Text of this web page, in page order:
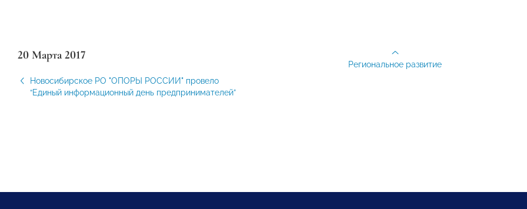
20 Марта 2017
Новосибирское РО "ОПОРЫ РОССИИ" провело
“Единый информационный день предпринимателей”
Региональное развитие